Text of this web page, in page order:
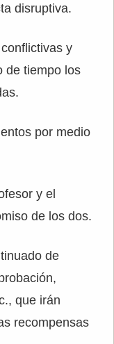
disruptiva.
y
de tiempo los
por medio
y el
de los dos.
de
que irán
recompensas